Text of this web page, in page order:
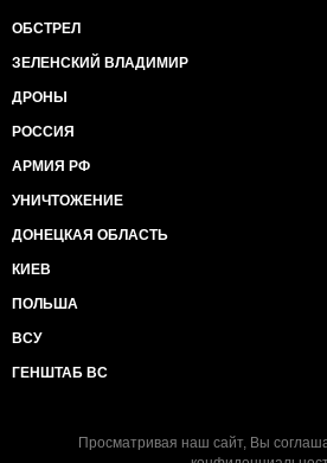
ОБСТРЕЛ
ЗЕЛЕНСКИЙ ВЛАДИМИР
ДРОНЫ
РОССИЯ
АРМИЯ РФ
УНИЧТОЖЕНИЕ
ДОНЕЦКАЯ ОБЛАСТЬ
КИЕВ
ПОЛЬША
ВСУ
ГЕНШТАБ ВС
Просматривая наш сайт, Вы